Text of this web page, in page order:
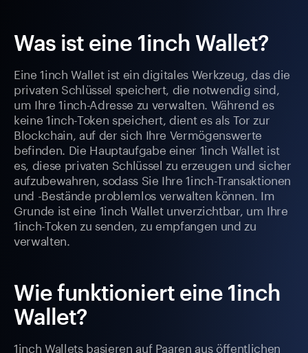
Was ist eine 1inch Wallet?
Eine 1inch Wallet ist ein digitales Werkzeug, das die
privaten Schlüssel speichert, die notwendig sind,
um Ihre 1inch-Adresse zu verwalten. Während es
keine 1inch-Token speichert, dient es als Tor zur
Blockchain, auf der sich Ihre Vermögenswerte
befinden. Die Hauptaufgabe einer 1inch Wallet ist
es, diese privaten Schlüssel zu erzeugen und sicher
aufzubewahren, sodass Sie Ihre 1inch-Transaktionen
und -Bestände problemlos verwalten können. Im
Grunde ist eine 1inch Wallet unverzichtbar, um Ihre
1inch-Token zu senden, zu empfangen und zu
verwalten.
Wie funktioniert eine 1inch
Wallet?
1inch Wallets basieren auf Paaren aus öffentlichen